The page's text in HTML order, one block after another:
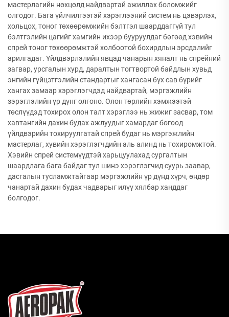
мастерлагийн нөхцөлд найдвартай ажиллах боломжийг
олгодог. Бага үйлчилгээтэй хэрэглээний систем нь цэвэрлэх,
хольцох, тоног төхөөрөмжийн бэлтгэл шаарддаггүй тул
бэлтгэлийн цагийг хамгийн ихээр бууруулдаг бөгөөд хэвийн
спрей тоног төхөөрөмжтэй холбоотой бохирдлын эрсдэлийг
арилгадаг. Үйлдвэрлэлийн явцад чанарын хяналт нь спрейний
загвар, урсгалын хурд, даралтын тогтвортой байдлын хувьд
энгийн гүйцэтгэлийн стандартыг хангасан бүх сав бүрийг
хангах замаар хэрэглэгчдэд найдвартай, мэргэжлийн
зэрэглэлийн үр дүнг олгоно. Олон төрлийн хэмжээтэй
төслүүдэд тохирох олон талт хэрэглээ нь жижиг засвар, том
хавтангийн дахин будах ажлуудыг хамардаг бөгөөд
үйлдвэрийн тохируулгатай спрей будаг нь мэргэжлийн
мастерлаг, хувийн хэрэглэгчдийн аль алинд нь тохиромжтой.
Хэвийн спрей системүүдтэй харьцуулахад сургалтын
шаардлага бага байдаг тул шинэ хэрэглэгчид суурь заавар,
дасгалын тусламжтайгаар мэргэжлийн үр дүнд хүрч, өндөр
чанартай дахин будах чадварыг илүү хялбар ханддаг
болгодог.